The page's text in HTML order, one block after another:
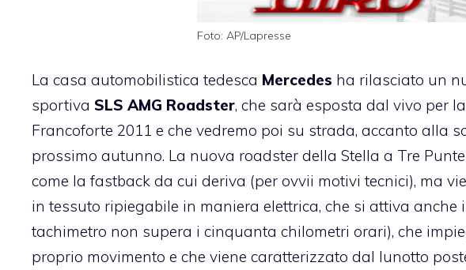
Foto: AP/Lapresse
La casa automobilistica tedesca Mercedes ha rilasciato un
sportiva SLS AMG Roadster, che sarà esposta dal vivo per
Francoforte 2011 e che vedremo poi su strada, accanto alla
prossimo autunno. La nuova roadster della Stella a Tre
come la fastback da cui deriva (per ovvii motivi tecnici), ma
in tessuto ripiegabile in maniera elettrica, che si attiva
tachimetro non supera i cinquanta chilometri orari), che
proprio movimento e che viene caratterizzato dal lunotto